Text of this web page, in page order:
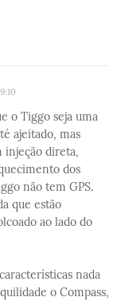
o Tiggo seja uma
ajeitado, mas
injeção direta,
dos
não tem GPS.
que estão
ao lado do
nada
o Compass,